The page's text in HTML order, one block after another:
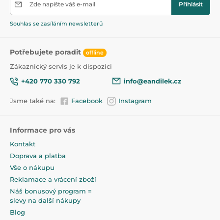
100dílný Creative Pack
40dílný Expansion
Pack, a posunout hru na vyšší úroveň.Vlastnosti:
prostorovou orientaci
Vysoce kvalitní, netoxický ABS plast bez BPA a
ftalátů
ultrazvukového svařování a nýtování
malé části)
Obsah balení:
6 × šestiúhelníky
12 × rovnostranné trojúhelníky
Zde napište váš e-mail Přihlásit
Souhlas se zasíláním newsletterů
Potřebujete poradit offline
Zákaznický servis je k dispozici
+420 770 330 792
info@eandilek.cz
Jsme také na: Facebook Instagram
Informace pro vás
Kontakt
Doprava a platba
Vše o nákupu
Reklamace a vrácení zboží
Náš bonusový program =
slevy na další nákupy
Blog